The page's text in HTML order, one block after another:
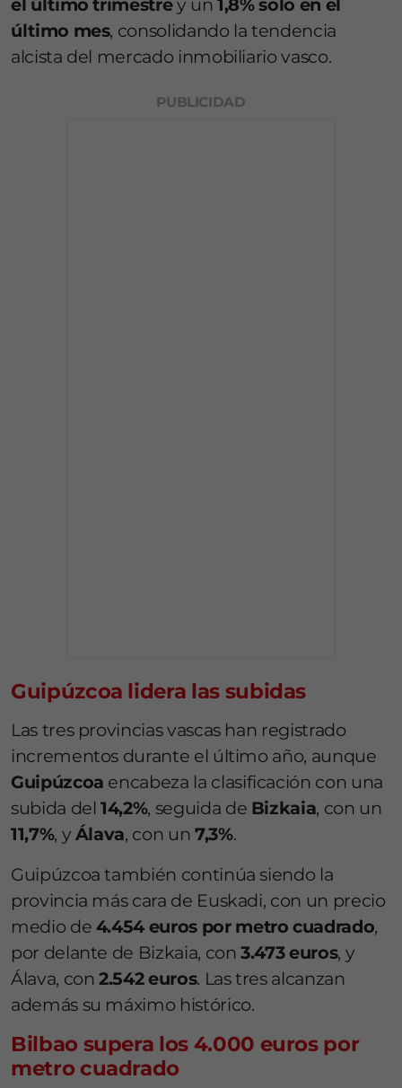
último mes, consolidando la tendencia
alcista del mercado inmobiliario vasco.
PUBLICIDAD
Guipúzcoa lidera las subidas
Las tres provincias vascas han registrado
incrementos durante el último año, aunque
Guipúzcoa encabeza la clasificación con una
subida del14,2%, seguida de Bizkaia, con un
11,7%, y Álava, con un 7,3%.
Guipúzcoa también continúa siendo la
provincia más cara de Euskadi, con un precio
medio de 4.454 euros por metro cuadrado,
por delante de Bizkaia, con3.473 euros, y
Álava, con2.542 euros. Las tres alcanzan
además su máximo histórico.
Bilbao supera los 4.000 euros por
metro cuadrado